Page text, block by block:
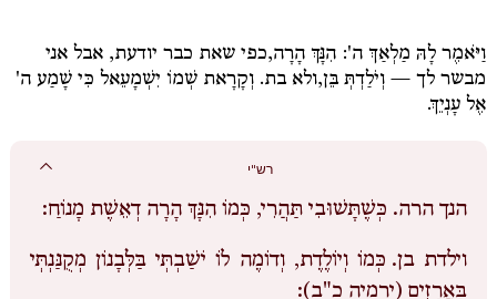
וַיֹּאמֶר לָהּ מַלְאַךְ ה': הִנָּךְ הָרָה,כפי שאת כבר יודעת, אבל אני
מבשר לך — וְיֹלַדְתְּ בֵּן,ולא בת. וְקָרָאת שְׁמוֹ יִשְׁמָעֵאל כִּי שָׁמַע ה'
אֶל עָנְיֵךְ.
רש"י
הנך הרה. כְּשֶׁתָּשׁוּבִי תַּהֲרִי, כְּמוֹ הִנָּךְ הָרָה דְאֵשֶׁת מָנוֹחַ:
וילדת בן. כְּמוֹ וְיוֹלֶדֶת, וְדוֹמֶה לוֹ יֹשַׁבְתְּי בַּלְּבָנוֹן מְקֻנַּנְתְּי
בָּאֲרָזִים (ירמיה כ"ב):